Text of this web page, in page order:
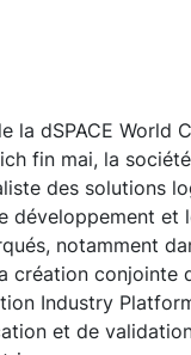
la dSPACE World
fin mai, la
des solutions
développement et
notamment
création conjointe
Industry
et de